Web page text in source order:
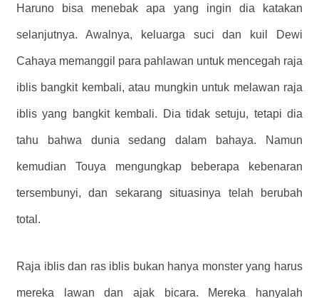
Haruno bisa menebak apa yang ingin dia katakan
selanjutnya. Awalnya, keluarga suci dan kuil Dewi
Cahaya memanggil para pahlawan untuk mencegah raja
iblis bangkit kembali, atau mungkin untuk melawan raja
iblis yang bangkit kembali. Dia tidak setuju, tetapi dia
tahu bahwa dunia sedang dalam bahaya. Namun
kemudian Touya mengungkap beberapa kebenaran
tersembunyi, dan sekarang situasinya telah berubah
total.
Raja iblis dan ras iblis bukan hanya monster yang harus
mereka lawan dan ajak bicara. Mereka hanyalah